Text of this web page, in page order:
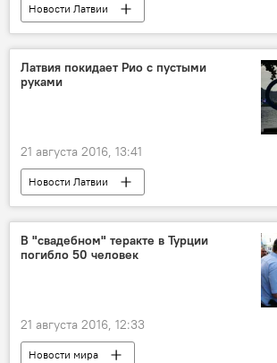
Новости Латвии
Латвия покидает Рио с пустыми
руками
21 августа 2016, 13:41
Новости Латвии
Паралимпиада: спорт или политика
В "свадебном" теракте в Турции
погибло 50 человек
21 августа 2016, 12:33
Новости мира